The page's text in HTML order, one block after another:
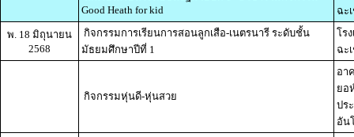
Good Heath for kid
ฉะ
พ. 18 มิถุนายน
2568
กิจกรรมการเรียนการสอนลูกเสือ-เนตรนารี ระดับชั้น
มัธยมศึกษาปีที่ 1
โร
ฉะ
กิจกรรมหุ่นดี-หุ่นสวย
อา
ยอ
ปร
อัน